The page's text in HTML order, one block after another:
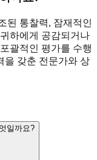
된 통찰력, 잠재적인
하에게 공감되거나
괄적인 평가를 수행
을 갖춘 전문가와 상
일까요?